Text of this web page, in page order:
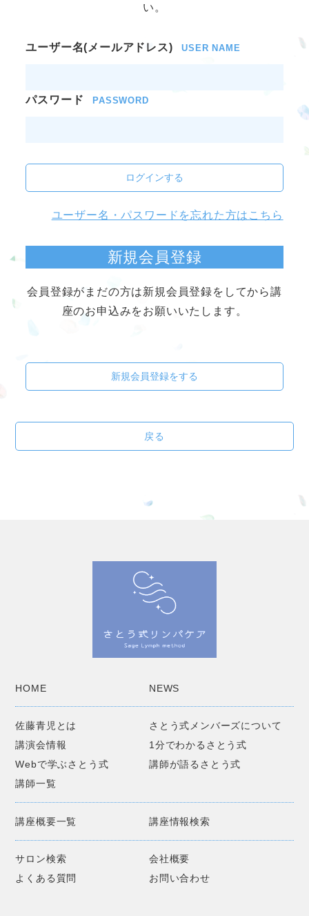
い。
ユーザー名(メールアドレス) USER NAME
パスワード PASSWORD
ログインする
ユーザー名・パスワードを忘れた方はこちら
新規会員登録
会員登録がまだの方は新規会員登録をしてから講
座のお申込みをお願いいたします。
新規会員登録をする
戻る
HOME NEWS
佐藤青児とは
さとう式メンバーズについて
講演会情報
1分でわかるさとう式
Webで学ぶさとう式
講師が語るさとう式
講師一覧
講座概要一覧 講座情報検索
サロン検索
会社概要
よくある質問
お問い合わせ